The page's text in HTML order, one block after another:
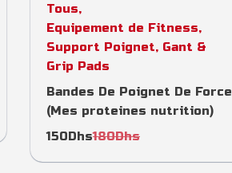
Tous,
Equipement de Fitness,
Support Poignet, Gant &
Grip Pads
Bandes De Poignet De Force
(Mes proteines nutrition)
180Dhs
150Dhs